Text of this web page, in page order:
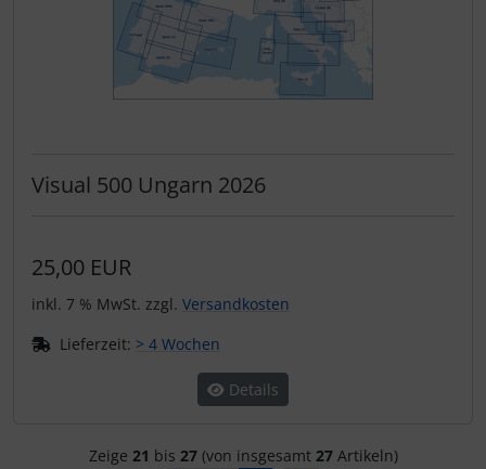
Visual 500 Ungarn 2026
25,00 EUR
inkl. 7 % MwSt. zzgl. Versandkosten
Lieferzeit: > 4 Wochen
Details
Zeige 21 bis 27(von insgesamt 27Artikeln)